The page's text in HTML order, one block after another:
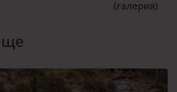
(галерия)